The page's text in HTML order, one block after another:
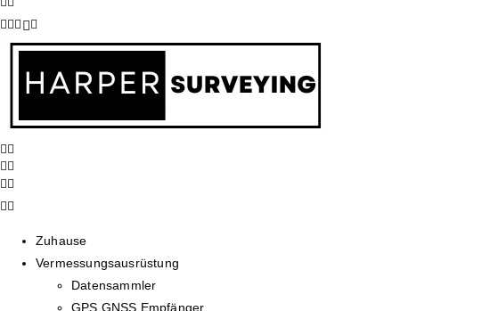
Zuhause
Vermessungsausrüstung
Datensammler
GPS GNSS Empfänger